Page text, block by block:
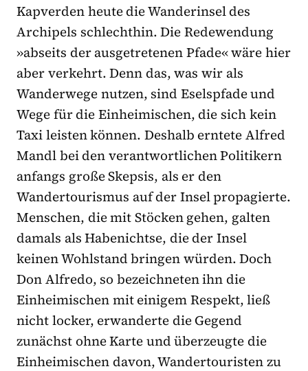
Kapverden heute die Wanderinsel des
Archipels schlechthin. Die Redewendung
»abseits der ausgetretenen Pfade« wäre hier
aber verkehrt. Denn das, was wir als
Wanderwege nutzen, sind Eselspfade und
Wege für die Einheimischen, die sich kein
Taxi leisten können. Deshalb erntete Alfred
Mandl bei den verantwortlichen Politikern
anfangs große Skepsis, als er den
Wandertourismus auf der Insel propagierte.
Menschen, die mit Stöcken gehen, galten
damals als Habenichtse, die der Insel
keinen Wohlstand bringen würden. Doch
Don Alfredo, so bezeichneten ihn die
Einheimischen mit einigem Respekt, ließ
nicht locker, erwanderte die Gegend
zunächst ohne Karte und überzeugte die
Einheimischen davon, Wandertouristen zu